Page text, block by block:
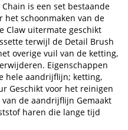
is een set bestaande
het schoonmaken van de
Claw uitermate geschikt
terwijl de Detail Brush
overige vuil van de ketting,
Eigenschappen
hele aandrijflijn; ketting,
Geschikt voor het reinigen
de aandrijflijn Gemaakt
haren die lange tijd